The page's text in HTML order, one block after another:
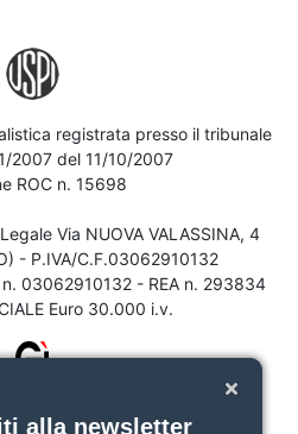
registrata presso il tribunale
2007 del 11/10/2007
ROC n. 15698
Via NUOVA VALASSINA, 4
- P.IVA/C.F.03062910132
03062910132 - REA n. 293834
Euro 30.000 i.v.
alla newsletter